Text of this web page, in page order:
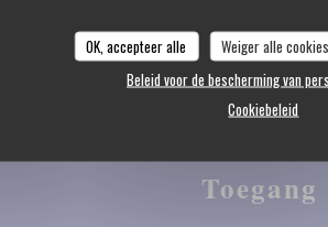
OK, accepteer alle Weiger alle cookies
Beleid voor de bescherming van
Cookiebeleid
Toegang